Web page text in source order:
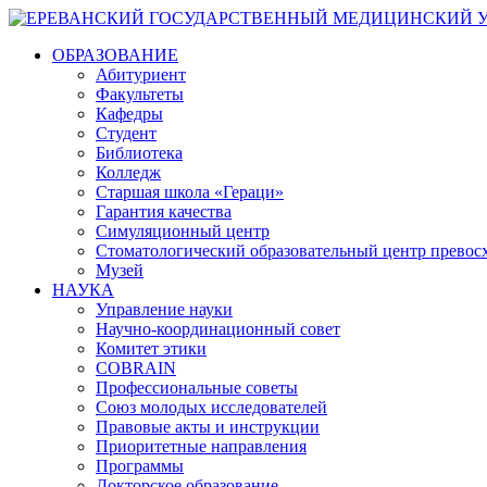
ОБРАЗОВАНИЕ
Абитуриент
Факультеты
Кафедры
Студент
Библиотека
Колледж
Старшая школа «Гераци»
Гарантия качества
Симуляционный центр
Стоматологический образовательный центр
Музей
НАУКА
Управление науки
Научно-координационный совет
Комитет этики
COBRAIN
Профессиональные советы
Союз молодых исследователей
Правовые акты и инструкции
Приоритетные направления
Программы